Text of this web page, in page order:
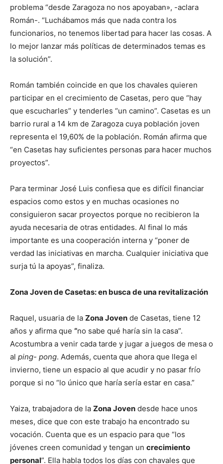
problema “desde Zaragoza no nos apoyaban», -aclara
Román-. “Luchábamos más que nada contra los
funcionarios, no tenemos libertad para hacer las cosas. A
lo mejor lanzar más políticas de determinados temas es
la solución”.
Román también coincide en que los chavales quieren
participar en el crecimiento de Casetas, pero que “hay
que escucharles” y tenderles “un camino”. Casetas es un
barrio rural a 14 km de Zaragoza cuya población joven
representa el 19,60% de la población. Román afirma que
“en Casetas hay suficientes personas para hacer muchos
proyectos”.
Para terminar José Luis confiesa que es difícil financiar
espacios como estos y en muchas ocasiones no
consiguieron sacar proyectos porque no recibieron la
ayuda necesaria de otras entidades. Al final lo más
importante es una cooperación interna y “poner de
verdad las iniciativas en marcha. Cualquier iniciativa que
surja tú la apoyas”, finaliza.
Zona Joven de Casetas: en busca de una revitalización
Raquel, usuaria de la Zona Joven de Casetas, tiene 12
años y afirma que “no sabe qué haría sin la casa”.
Acostumbra a venir cada tarde y jugar a juegos de mesa o
al ping- pong. Además, cuenta que ahora que llega el
invierno, tiene un espacio al que acudir y no pasar frío
porque si no “lo único que haría sería estar en casa.”
Yaiza, trabajadora de la Zona Joven desde hace unos
meses, dice que con este trabajo ha encontrado su
vocación. Cuenta que es un espacio para que “los
jóvenes creen comunidad y tengan un crecimiento
personal”. Ella habla todos los días con chavales que